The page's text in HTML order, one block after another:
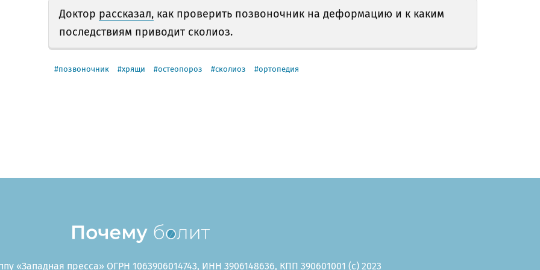
Доктор рассказал, как проверить позвоночник на деформацию и к каким
последствиям приводит сколиоз.
позвоночник хрящи остеопороз сколиоз ортопедия
«Западная пресса» ОГРН 1063906014743, ИНН 3906148636, КПП 390601001 (c) 2023